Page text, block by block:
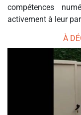
compétences
activement à leur
À